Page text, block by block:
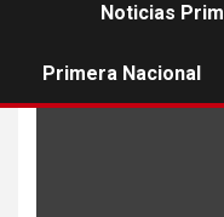
Noticias
Primera Nacional